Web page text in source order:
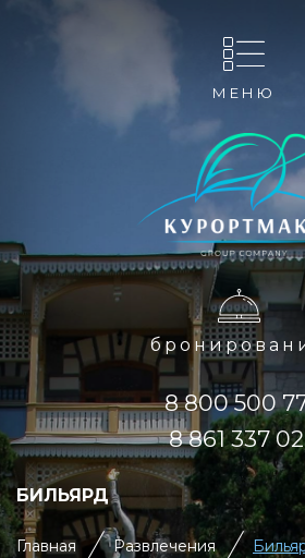
МЕНЮ
8 800 500
8 861 337
БИЛЬЯРД
Главная Развлечения